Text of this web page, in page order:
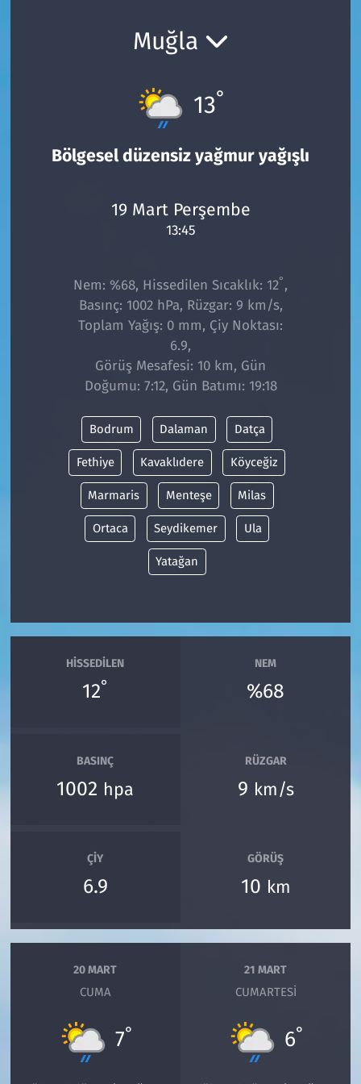
Muğla
13°
Bölgesel düzensiz yağmur yağışlı
19 Mart Perşembe
13:45
Nem: %68, Hissedilen Sıcaklık: 12° ,
Basınç: 1002 hPa, Rüzgar: 9 km/s,
Toplam Yağış: 0 mm, Çiy Noktası:
6.9,
Görüş Mesafesi: 10 km, Gün
Doğumu: 7:12, Gün Batımı: 19:18
Bodrum Dalaman Datça
Fethiye Kavaklıdere Köyceğiz
Marmaris Menteşe Milas
Ortaca Seydikemer Ula
Yatağan
HISSEDILEN
12°
NEM
%68
BASINÇ
1002 hpa
RÜZGAR
9 km/s
ÇIY
6.9
GÖRÜŞ
10 km
20 MART
CUMA
7°
21 MART
CUMARTESI
6°
Video
Kültür Sanat
Saray
Süleymanpaşa
Tekirdağ